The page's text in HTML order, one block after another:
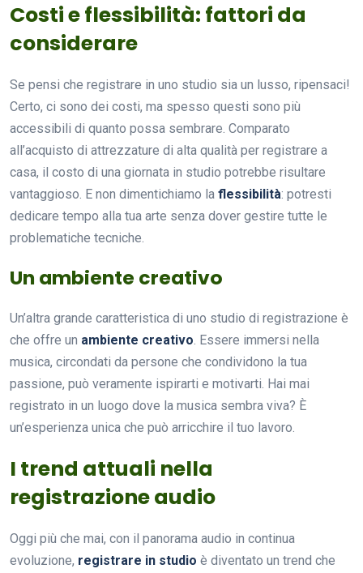
Costi e flessibilità: fattori da
considerare
Se pensi che registrare in uno studio sia un lusso, ripensaci!
Certo, ci sono dei costi, ma spesso questi sono più
accessibili di quanto possa sembrare. Comparato
all’acquisto di attrezzature di alta qualità per registrare a
casa, il costo di una giornata in studio potrebbe risultare
vantaggioso. E non dimentichiamo la flessibilità: potresti
dedicare tempo alla tua arte senza dover gestire tutte le
problematiche tecniche.
Un ambiente creativo
Un’altra grande caratteristica di uno studio di registrazione è
che offre un ambiente creativo. Essere immersi nella
musica, circondati da persone che condividono la tua
passione, può veramente ispirarti e motivarti. Hai mai
registrato in un luogo dove la musica sembra viva? È
un’esperienza unica che può arricchire il tuo lavoro.
I trend attuali nella
registrazione audio
Oggi più che mai, con il panorama audio in continua
evoluzione, registrare in studio è diventato un trend che